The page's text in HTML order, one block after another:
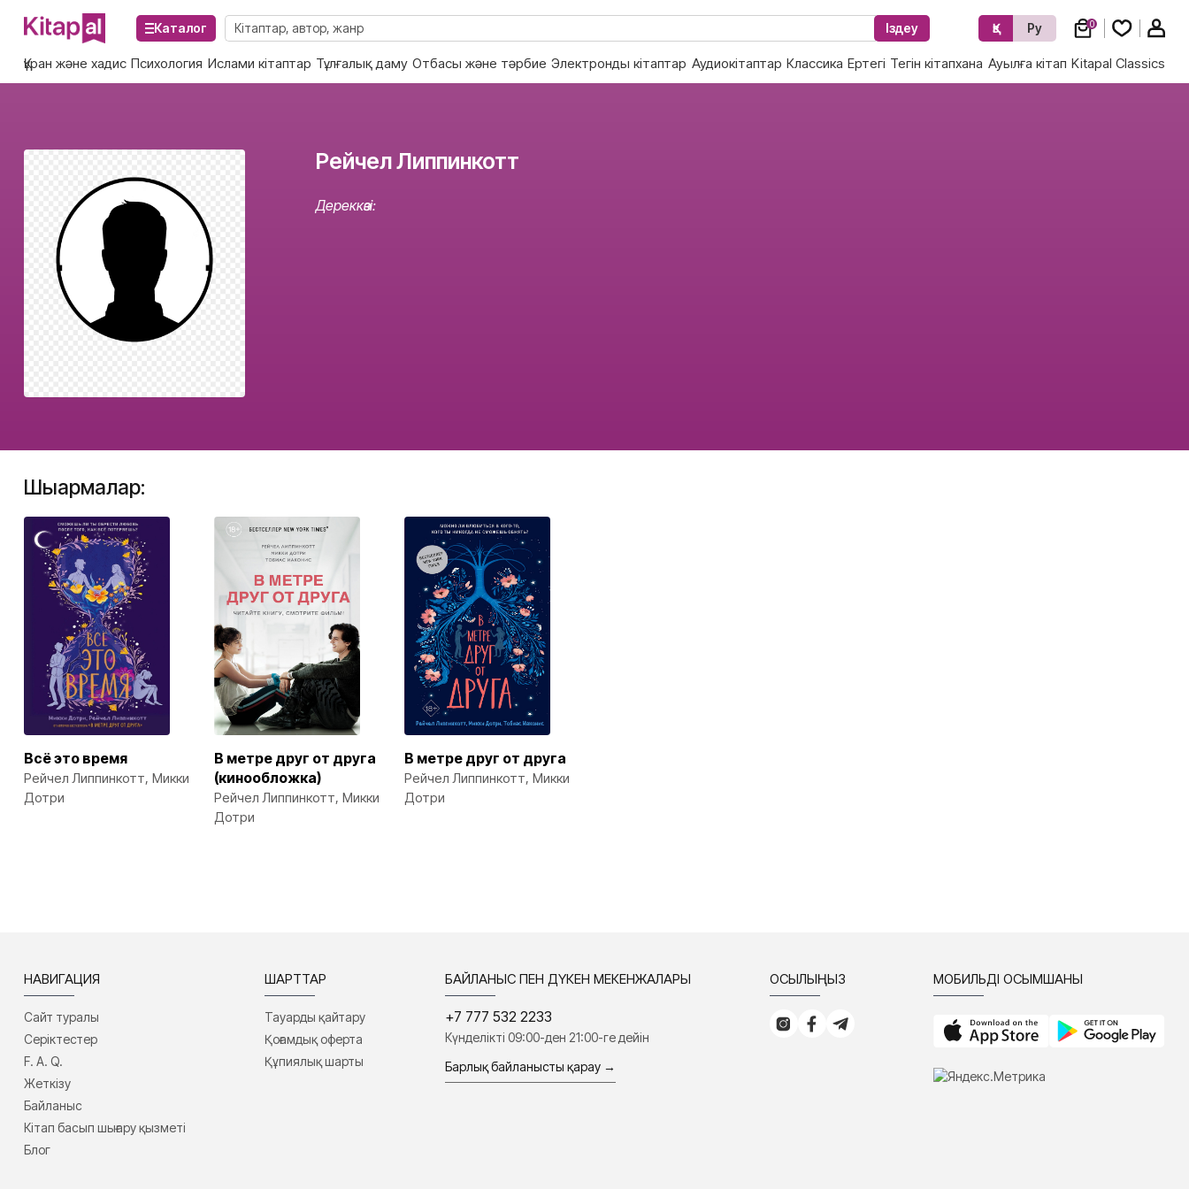
Каталог Іздеу Қз Ру 0
Құран және хадис Психология Ислами кітаптар Тұлғалық даму Отбасы және тәрбие Электронды кітаптар Аудиокітаптар Классика Ертегі Тегін кітапхана Ауылға кітап Kitapal Classics
Рейчел Липпинкотт
Дереккөзі:
Шығармалар:
Всё это время
Рейчел Липпинкотт, Микки
Дотри
В метре друг от друга
(кинообложка)
Рейчел Липпинкотт, Микки
Дотри
В метре друг от друга
Рейчел Липпинкотт, Микки
Дотри
НАВИГАЦИЯ
Сайт туралы
Серіктестер
F. A. Q.
Жеткізу
Байланыс
Кітап басып шығару қызметі
Блог
ШАРТТАР
Тауарды қайтару
Қоғамдық оферта
Құпиялық шарты
БАЙЛАНЫС ПЕН ДҮКЕН МЕКЕНЖАЛАРЫ
+7 777 532 2233
Күнделікті 09:00-ден 21:00-ге дейін
Барлық байланысты қарау →
ҚОСЫЛЫҢЫЗ МОБИЛЬДІ ҚОСЫМШАНЫ